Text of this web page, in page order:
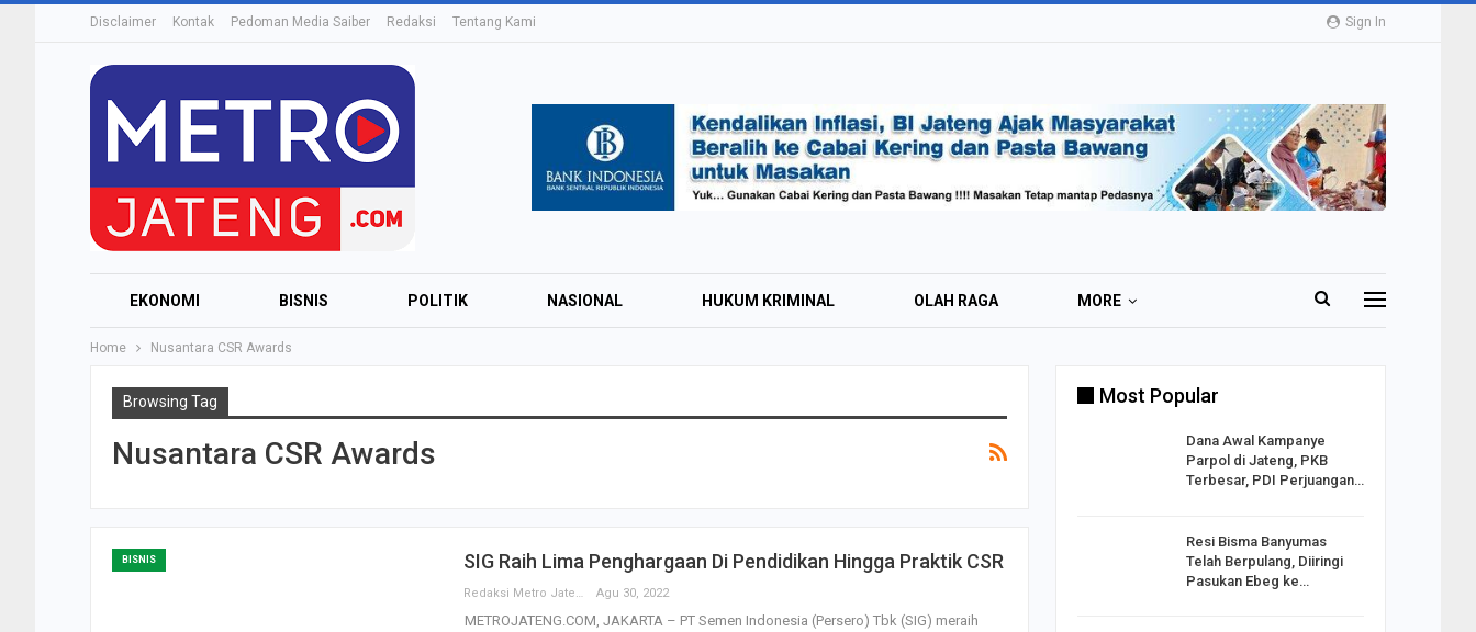
Sign In
Disclaimer Kontak Pedoman Media Saiber Redaksi Tentang Kami
EKONOMI BISNIS POLITIK NASIONAL HUKUM KRIMINAL OLAH RAGA MORE
Home Nusantara CSR Awards
Browsing Tag
Nusantara CSR Awards
BISNIS SIG Raih Lima Penghargaan Di Pendidikan Hingga Praktik CSR
Redaksi Metro Jateng Agu 30, 2022
METROJATENG.COM, JAKARTA – PT Semen Indonesia (Persero) Tbk (SIG) meraih
Most Popular
Education Expo #2 Al
Irsyad Purwokerto:
Perolehan Sementara DPR
RI Dapil Jateng VIII, PDIP
Dana Awal Kampanye
Parpol di Jateng, PKB
Terbesar, PDI Perjuangan…
Resi Bisma Banyumas
Telah Berpulang, Diiringi
Pasukan Ebeg ke…